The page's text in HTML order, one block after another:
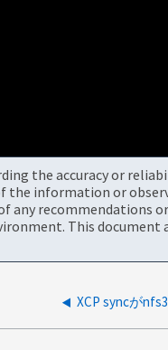
the accuracy or
information or
recommendations
This